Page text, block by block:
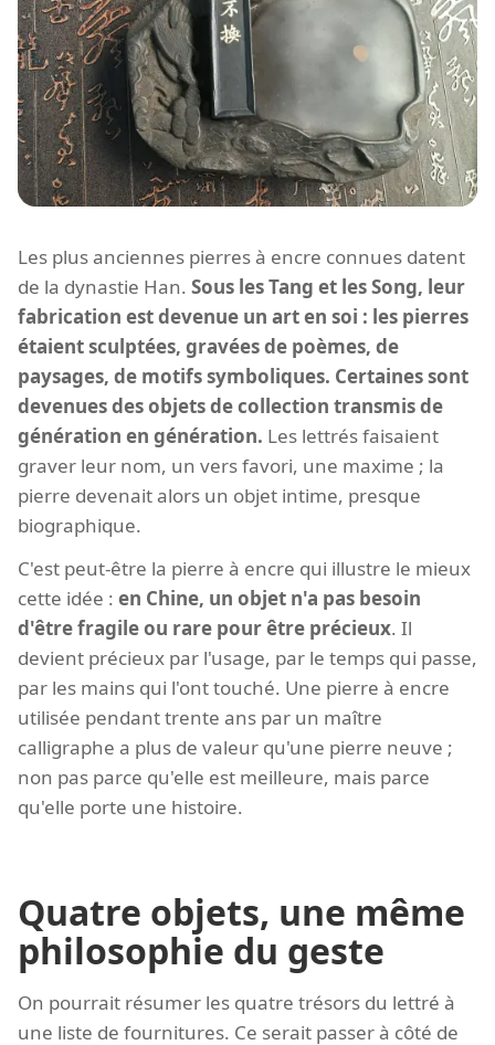
Les plus anciennes pierres à encre connues datent
de la dynastie Han. Sous les Tang et les Song, leur
fabrication est devenue un art en soi : les pierres
étaient sculptées, gravées de poèmes, de
paysages, de motifs symboliques. Certaines sont
devenues des objets de collection transmis de
génération en génération. Les lettrés faisaient
graver leur nom, un vers favori, une maxime ; la
pierre devenait alors un objet intime, presque
biographique.
C'est peut-être la pierre à encre qui illustre le mieux
cette idée : en Chine, un objet n'a pas besoin
d'être fragile ou rare pour être précieux. Il
devient précieux par l'usage, par le temps qui passe,
par les mains qui l'ont touché. Une pierre à encre
utilisée pendant trente ans par un maître
calligraphe a plus de valeur qu'une pierre neuve ;
non pas parce qu'elle est meilleure, mais parce
qu'elle porte une histoire.
Quatre objets, une même
philosophie du geste
On pourrait résumer les quatre trésors du lettré à
une liste de fournitures. Ce serait passer à côté de